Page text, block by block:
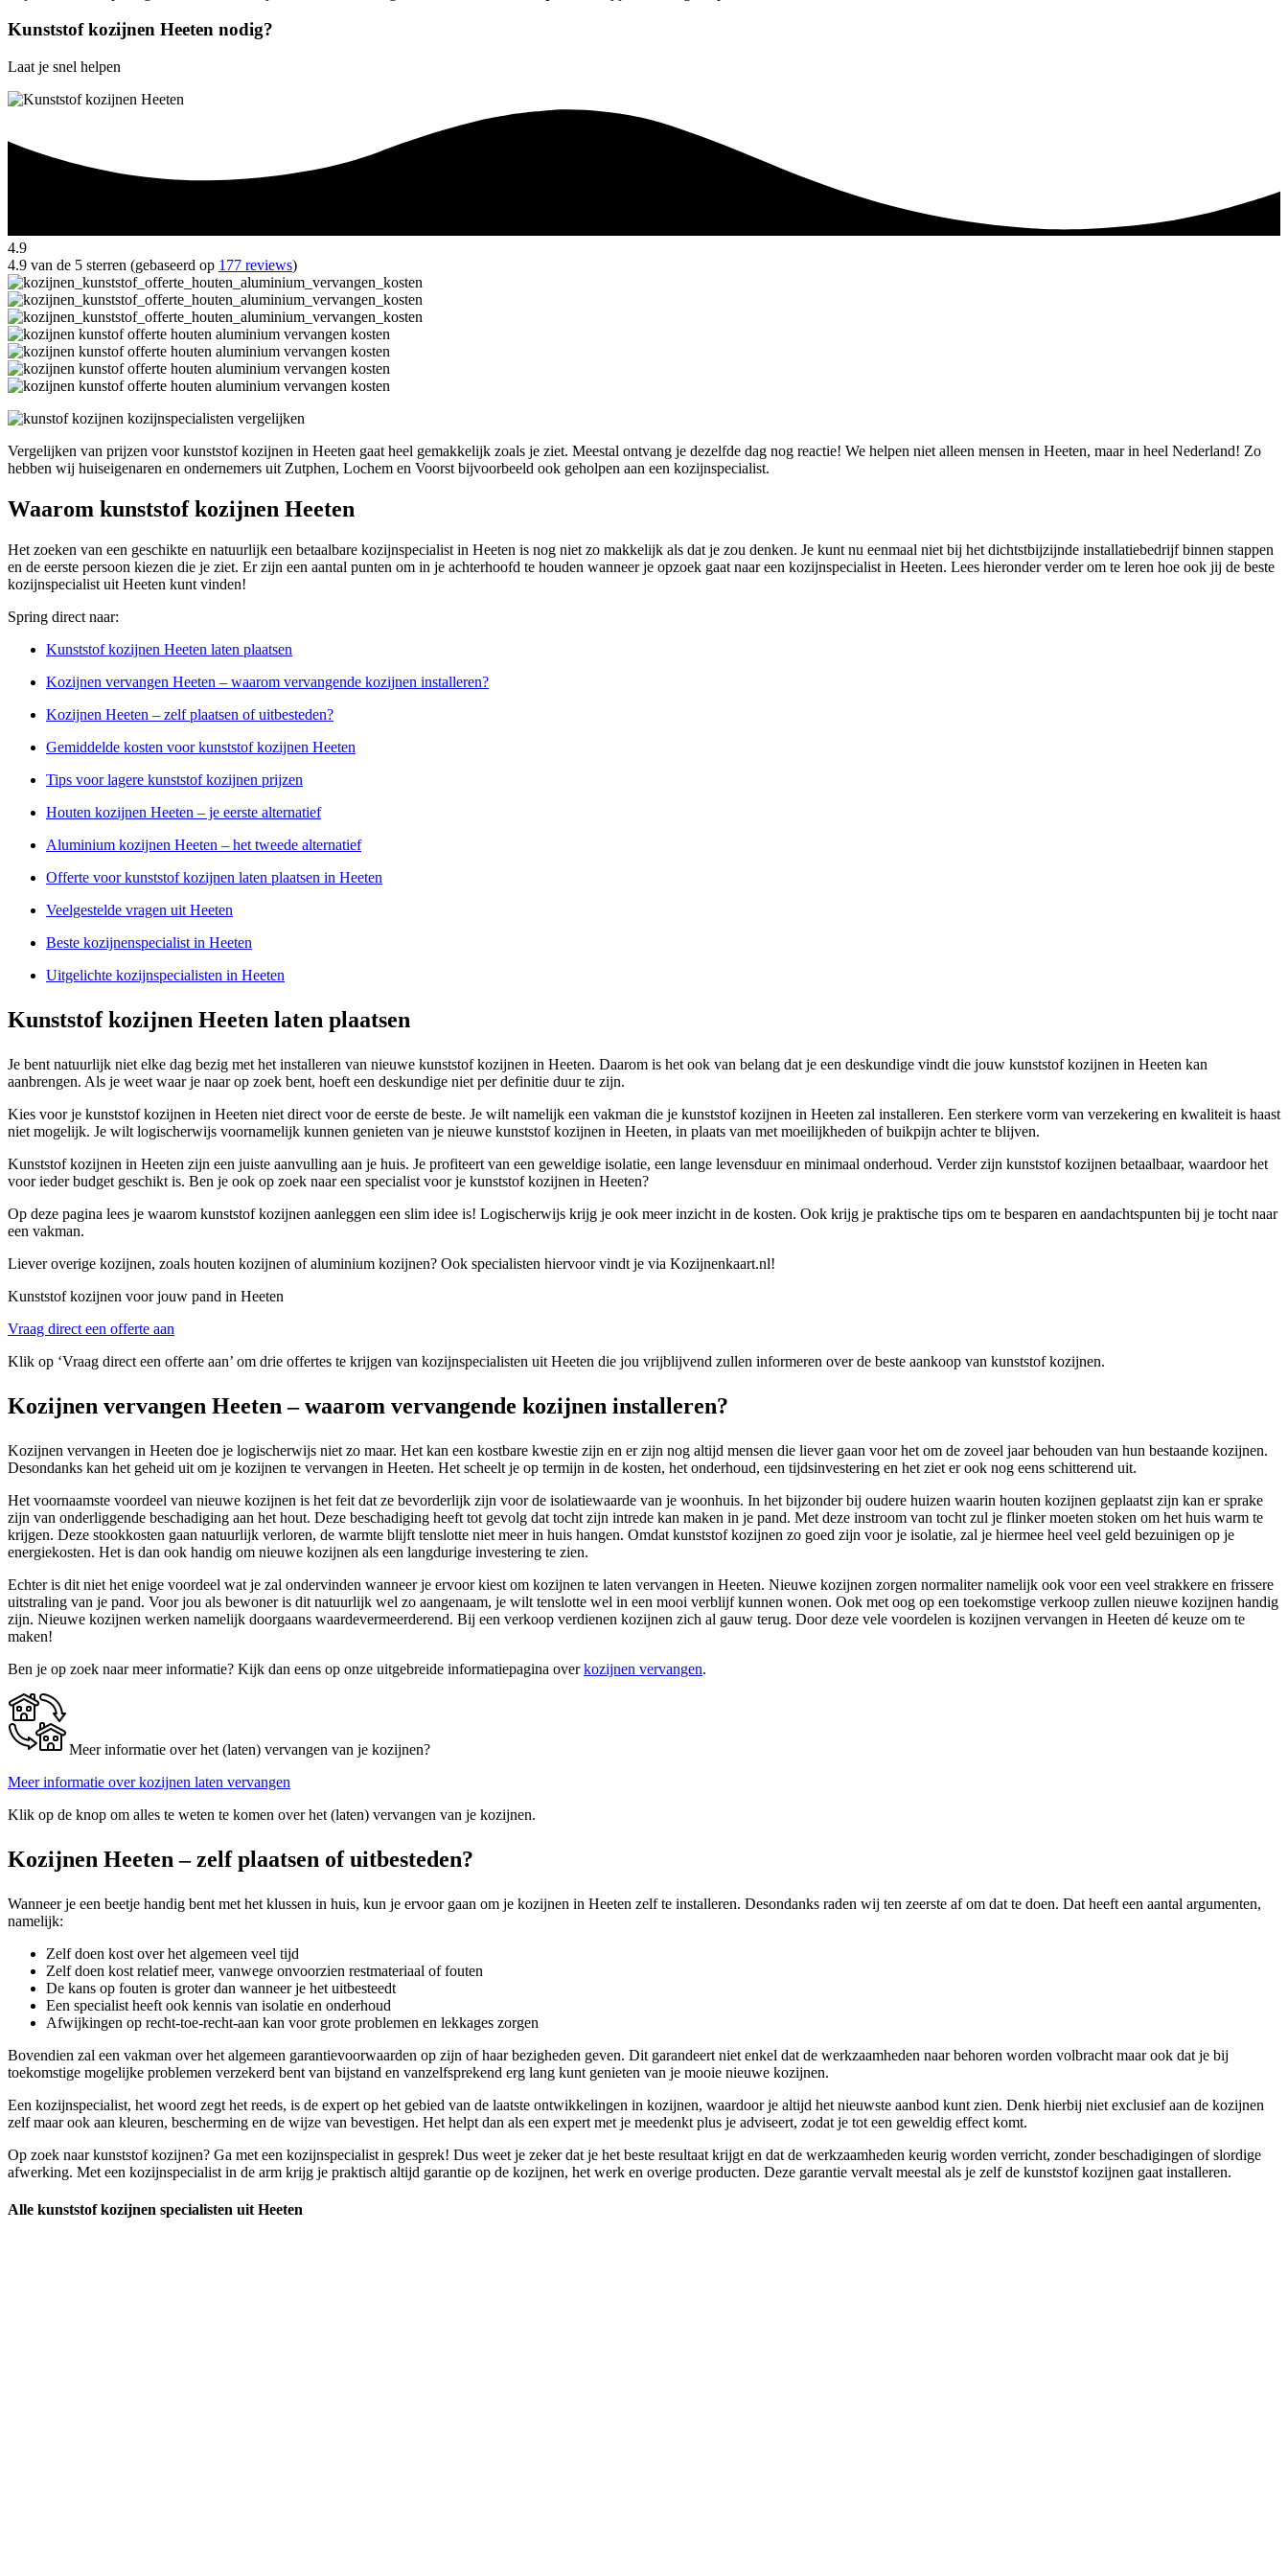
Kunststof kozijnen Heeten nodig?
Laat je snel helpen
4.9
4.9 van de 5 sterren (gebaseerd op 177 reviews)
Vergelijken van prijzen voor kunststof kozijnen in Heeten gaat heel gemakkelijk zoals je ziet. Meestal ontvang je dezelfde dag nog reactie! We helpen niet alleen mensen in Heeten, maar in heel Nederland! Zo
hebben wij huiseigenaren en ondernemers uit Zutphen, Lochem en Voorst bijvoorbeeld ook geholpen aan een kozijnspecialist.
Waarom kunststof kozijnen Heeten
Het zoeken van een geschikte en natuurlijk een betaalbare kozijnspecialist in Heeten is nog niet zo makkelijk als dat je zou denken. Je kunt nu eenmaal niet bij het dichtstbijzijnde installatiebedrijf binnen stappen
en de eerste persoon kiezen die je ziet. Er zijn een aantal punten om in je achterhoofd te houden wanneer je opzoek gaat naar een kozijnspecialist in Heeten. Lees hieronder verder om te leren hoe ook jij de beste
kozijnspecialist uit Heeten kunt vinden!
Spring direct naar:
Kunststof kozijnen Heeten laten plaatsen
Kozijnen vervangen Heeten – waarom vervangende kozijnen installeren?
Kozijnen Heeten – zelf plaatsen of uitbesteden?
Gemiddelde kosten voor kunststof kozijnen Heeten
Tips voor lagere kunststof kozijnen prijzen
Houten kozijnen Heeten – je eerste alternatief
Aluminium kozijnen Heeten – het tweede alternatief
Offerte voor kunststof kozijnen laten plaatsen in Heeten
Veelgestelde vragen uit Heeten
Beste kozijnenspecialist in Heeten
Uitgelichte kozijnspecialisten in Heeten
Kunststof kozijnen Heeten laten plaatsen
Je bent natuurlijk niet elke dag bezig met het installeren van nieuwe kunststof kozijnen in Heeten. Daarom is het ook van belang dat je een deskundige vindt die jouw kunststof kozijnen in Heeten kan
aanbrengen. Als je weet waar je naar op zoek bent, hoeft een deskundige niet per definitie duur te zijn.
Kies voor je kunststof kozijnen in Heeten niet direct voor de eerste de beste. Je wilt namelijk een vakman die je kunststof kozijnen in Heeten zal installeren. Een sterkere vorm van verzekering en kwaliteit is haast
niet mogelijk. Je wilt logischerwijs voornamelijk kunnen genieten van je nieuwe kunststof kozijnen in Heeten, in plaats van met moeilijkheden of buikpijn achter te blijven.
Kunststof kozijnen in Heeten zijn een juiste aanvulling aan je huis. Je profiteert van een geweldige isolatie, een lange levensduur en minimaal onderhoud. Verder zijn kunststof kozijnen betaalbaar, waardoor het
voor ieder budget geschikt is. Ben je ook op zoek naar een specialist voor je kunststof kozijnen in Heeten?
Op deze pagina lees je waarom kunststof kozijnen aanleggen een slim idee is! Logischerwijs krijg je ook meer inzicht in de kosten. Ook krijg je praktische tips om te besparen en aandachtspunten bij je tocht naar
een vakman.
Liever overige kozijnen, zoals houten kozijnen of aluminium kozijnen? Ook specialisten hiervoor vindt je via Kozijnenkaart.nl!
Kunststof kozijnen voor jouw pand in Heeten
Vraag direct een offerte aan
Klik op ‘Vraag direct een offerte aan’ om drie offertes te krijgen van kozijnspecialisten uit Heeten die jou vrijblijvend zullen informeren over de beste aankoop van kunststof kozijnen.
Kozijnen vervangen Heeten – waarom vervangende kozijnen installeren?
Kozijnen vervangen in Heeten doe je logischerwijs niet zo maar. Het kan een kostbare kwestie zijn en er zijn nog altijd mensen die liever gaan voor het om de zoveel jaar behouden van hun bestaande kozijnen.
Desondanks kan het geheid uit om je kozijnen te vervangen in Heeten. Het scheelt je op termijn in de kosten, het onderhoud, een tijdsinvestering en het ziet er ook nog eens schitterend uit.
Het voornaamste voordeel van nieuwe kozijnen is het feit dat ze bevorderlijk zijn voor de isolatiewaarde van je woonhuis. In het bijzonder bij oudere huizen waarin houten kozijnen geplaatst zijn kan er sprake
zijn van onderliggende beschadiging aan het hout. Deze beschadiging heeft tot gevolg dat tocht zijn intrede kan maken in je pand. Met deze instroom van tocht zul je flinker moeten stoken om het huis warm te
krijgen. Deze stookkosten gaan natuurlijk verloren, de warmte blijft tenslotte niet meer in huis hangen. Omdat kunststof kozijnen zo goed zijn voor je isolatie, zal je hiermee heel veel geld bezuinigen op je
energiekosten. Het is dan ook handig om nieuwe kozijnen als een langdurige investering te zien.
Echter is dit niet het enige voordeel wat je zal ondervinden wanneer je ervoor kiest om kozijnen te laten vervangen in Heeten. Nieuwe kozijnen zorgen normaliter namelijk ook voor een veel strakkere en frissere
uitstraling van je pand. Voor jou als bewoner is dit natuurlijk wel zo aangenaam, je wilt tenslotte wel in een mooi verblijf kunnen wonen. Ook met oog op een toekomstige verkoop zullen nieuwe kozijnen handig
zijn. Nieuwe kozijnen werken namelijk doorgaans waardevermeerderend. Bij een verkoop verdienen kozijnen zich al gauw terug. Door deze vele voordelen is kozijnen vervangen in Heeten dé keuze om te
maken!
Ben je op zoek naar meer informatie? Kijk dan eens op onze uitgebreide informatiepagina overkozijnen vervangen.
Meer informatie over het (laten) vervangen van je kozijnen?
Meer informatie over kozijnen laten vervangen
Klik op de knop om alles te weten te komen over het (laten) vervangen van je kozijnen.
Kozijnen Heeten – zelf plaatsen of uitbesteden?
Wanneer je een beetje handig bent met het klussen in huis, kun je ervoor gaan om je kozijnen in Heeten zelf te installeren. Desondanks raden wij ten zeerste af om dat te doen. Dat heeft een aantal argumenten,
namelijk:
Zelf doen kost over het algemeen veel tijd
Zelf doen kost relatief meer, vanwege onvoorzien restmateriaal of fouten
De kans op fouten is groter dan wanneer je het uitbesteedt
Een specialist heeft ook kennis van isolatie en onderhoud
Afwijkingen op recht-toe-recht-aan kan voor grote problemen en lekkages zorgen
Bovendien zal een vakman over het algemeen garantievoorwaarden op zijn of haar bezigheden geven. Dit garandeert niet enkel dat de werkzaamheden naar behoren worden volbracht maar ook dat je bij
toekomstige mogelijke problemen verzekerd bent van bijstand en vanzelfsprekend erg lang kunt genieten van je mooie nieuwe kozijnen.
Een kozijnspecialist, het woord zegt het reeds, is de expert op het gebied van de laatste ontwikkelingen in kozijnen, waardoor je altijd het nieuwste aanbod kunt zien. Denk hierbij niet exclusief aan de kozijnen
zelf maar ook aan kleuren, bescherming en de wijze van bevestigen. Het helpt dan als een expert met je meedenkt plus je adviseert, zodat je tot een geweldig effect komt.
Op zoek naar kunststof kozijnen? Ga met een kozijnspecialist in gesprek! Dus weet je zeker dat je het beste resultaat krijgt en dat de werkzaamheden keurig worden verricht, zonder beschadigingen of slordige
afwerking. Met een kozijnspecialist in de arm krijg je praktisch altijd garantie op de kozijnen, het werk en overige producten. Deze garantie vervalt meestal als je zelf de kunststof kozijnen gaat installeren.
Alle kunststof kozijnen specialisten uit Heeten